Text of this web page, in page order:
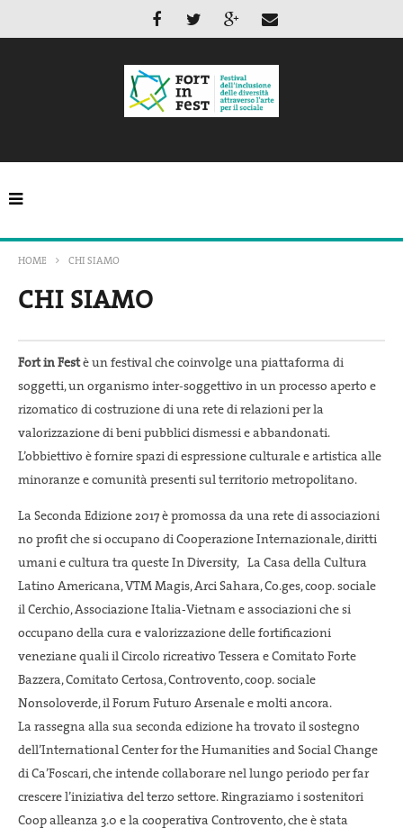
HOME CHI SIAMO
CHI SIAMO
Fort in Festè un festival che coinvolge una piattaforma di
soggetti, un organismo inter-soggettivo in un processo aperto e
rizomatico di costruzione di una rete di relazioni per la
valorizzazione di beni pubblici dismessi e abbandonati.
L’obbiettivo è fornire spazi di espressione culturale e artistica alle
minoranze e comunità presenti sul territorio metropolitano.
La Seconda Edizione 2017 è promossa da una rete di associazioni
no profit che si occupano di Cooperazione Internazionale, diritti
umani e cultura tra queste In Diversity, La Casa della Cultura
Latino Americana, VTM Magis, Arci Sahara, Co.ges, coop. sociale
il Cerchio, Associazione Italia-Vietnam e associazioni che si
occupano della cura e valorizzazione delle fortificazioni
veneziane quali il Circolo ricreativo Tessera e Comitato Forte
Bazzera, Comitato Certosa, Controvento, coop. sociale
Nonsoloverde, il Forum Futuro Arsenale e molti ancora.
La rassegna alla sua seconda edizione ha trovato il sostegno
dell’International Center for the Humanities and Social Change
di Ca’Foscari, che intende collaborare nel lungo periodo per far
crescere l’iniziativa del terzo settore. Ringraziamo i sostenitori
Coop alleanza 3.0 e la cooperativa Controvento, che è stata